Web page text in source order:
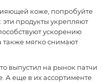
коже, попробуйте
продукты укрепляют
ускорению
также мягко снимают
выпустил на рынок патчи
А еще в их ассортименте